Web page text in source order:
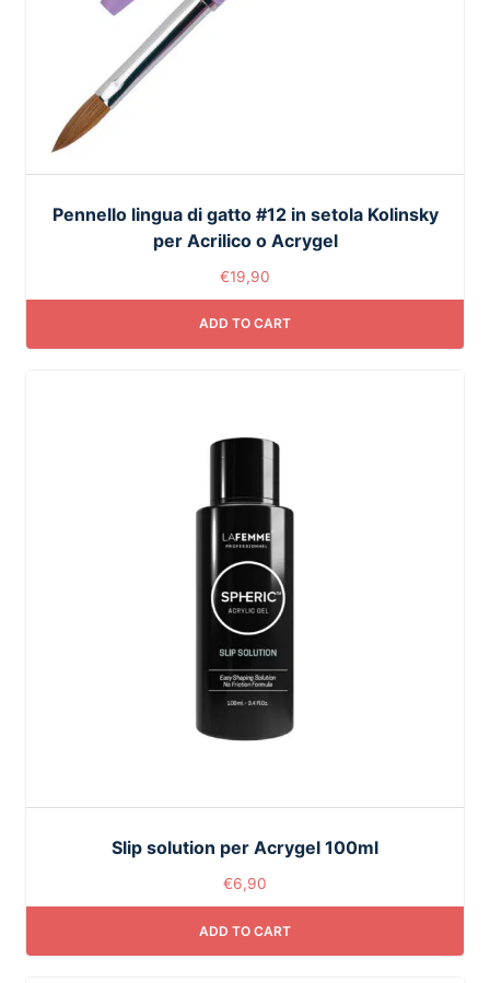
Pennello lingua di gatto #12 in setola Kolinsky
per Acrilico o Acrygel
€19,90
ADD TO CART
Slip solution per Acrygel 100ml
€6,90
ADD TO CART